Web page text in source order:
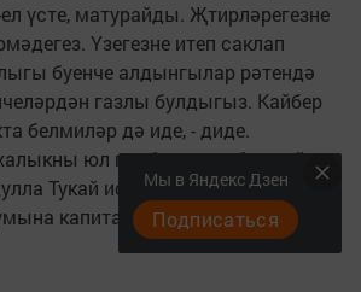
үсте, матурайды. Җтирләрегезне
Үзегезне итеп саклап
буенче алдынгылар рәтендә
газлы булдыгыз. Кайбер
белмиләр дә иде, - диде.
юл проблемасы борчый.
Тукай исемендәге авыл
капиталь ремонт сорадылар.
Мы в Яндекс Дзен
Подписаться